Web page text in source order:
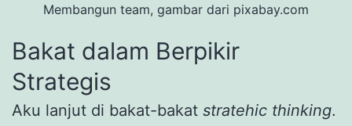
Membangun team, gambar dari pixabay.com
Bakat dalam Berpikir
Strategis
Aku lanjut di bakat-bakat stratehic thinking.